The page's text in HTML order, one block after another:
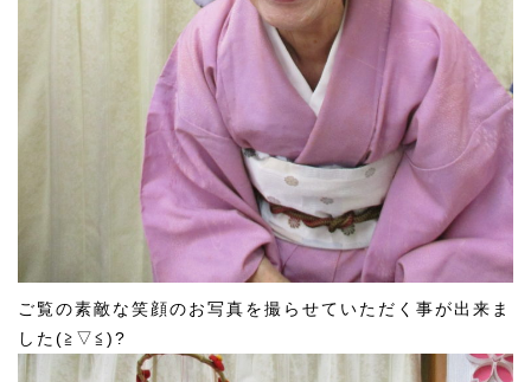
ご覧の素敵な笑顔のお写真を撮らせていただく事が出来ま
した(≧▽≦)?